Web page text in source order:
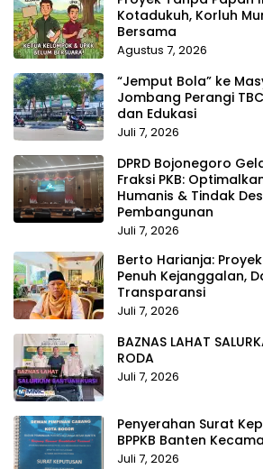
Kotadukuh, Korluh
Bersama
Agustus 7, 2026
“Jemput Bola” ke
Jombang Perangi
dan Edukasi
Juli 7, 2026
DPRD Bojonegoro
Fraksi PKB:
Humanis & Tindak
Pembangunan
Juli 7, 2026
Berto Harianja:
Penuh Kejanggalan,
Transparansi
Juli 7, 2026
BAZNAS LAHAT
RODA
Juli 7, 2026
Penyerahan Surat
BPPKB Banten
Juli 7, 2026